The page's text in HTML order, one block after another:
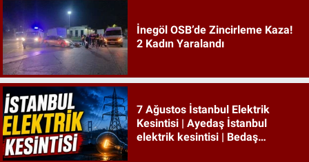
İnegöl OSB’de Zincirleme Kaza!
2 Kadın Yaralandı
7 Ağustos İstanbul Elektrik
Kesintisi | Ayedaş İstanbul
elektrik kesintisi | Bedaş